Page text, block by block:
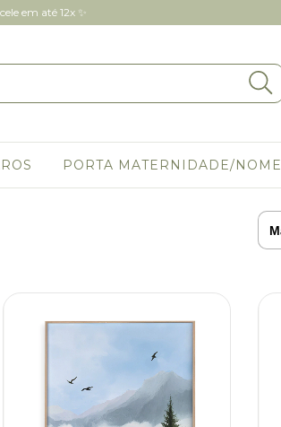
em até 12x ✨
PORTA MATERNIDADE/NOME